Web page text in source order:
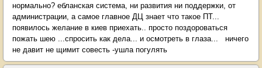
нормально? ебланская система, ни развития ни поддержки, от
администрации, а самое главное ДЦ знает что такое ПТ...
появилось желание в киев приехать.. просто поздороваться
пожать шею ...спросить как дела... и осмотреть в глаза... ничего
не давит не щимит совесть -ушла погулять